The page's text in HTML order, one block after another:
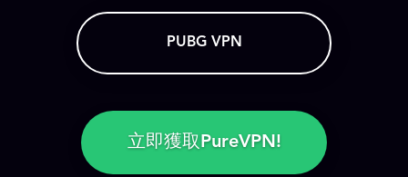
PUBG VPN
立即獲取PureVPN!